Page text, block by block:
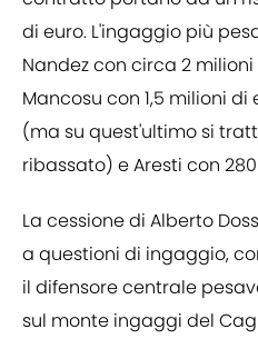
di euro. L'ingaggio più
Nandez con circa 2
Mancosu con 1,5 milioni di
(ma su quest'ultimo si
ribassato) e Aresti con
La cessione di Alberto
a questioni di ingaggio,
il difensore centrale
sul monte ingaggi del